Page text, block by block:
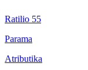
Ratilio 55
Parama
Atributika